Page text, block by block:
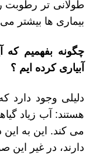
طولانی تر رطوبت
بیماری ها بیشتر
چگونه بفهمیم که
آبیاری کرده ایم ؟
دلیلی وجود دارد
هستند: آب زیاد
می کند. این به
دارند، در غیر